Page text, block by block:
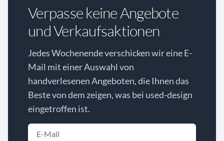
Verpasse keine Angebote
und Verkaufsaktionen
Jedes Wochenende verschicken wir eine E-
Mail mit einer Auswahl von
handverlesenen Angeboten, die Ihnen das
Beste von dem zeigen, was bei used-design
eingetroffen ist.